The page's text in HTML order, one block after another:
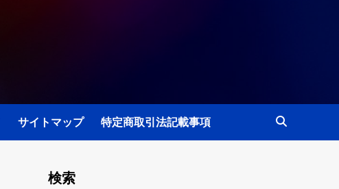
サイトマップ 特定商取引法記載事項
検索